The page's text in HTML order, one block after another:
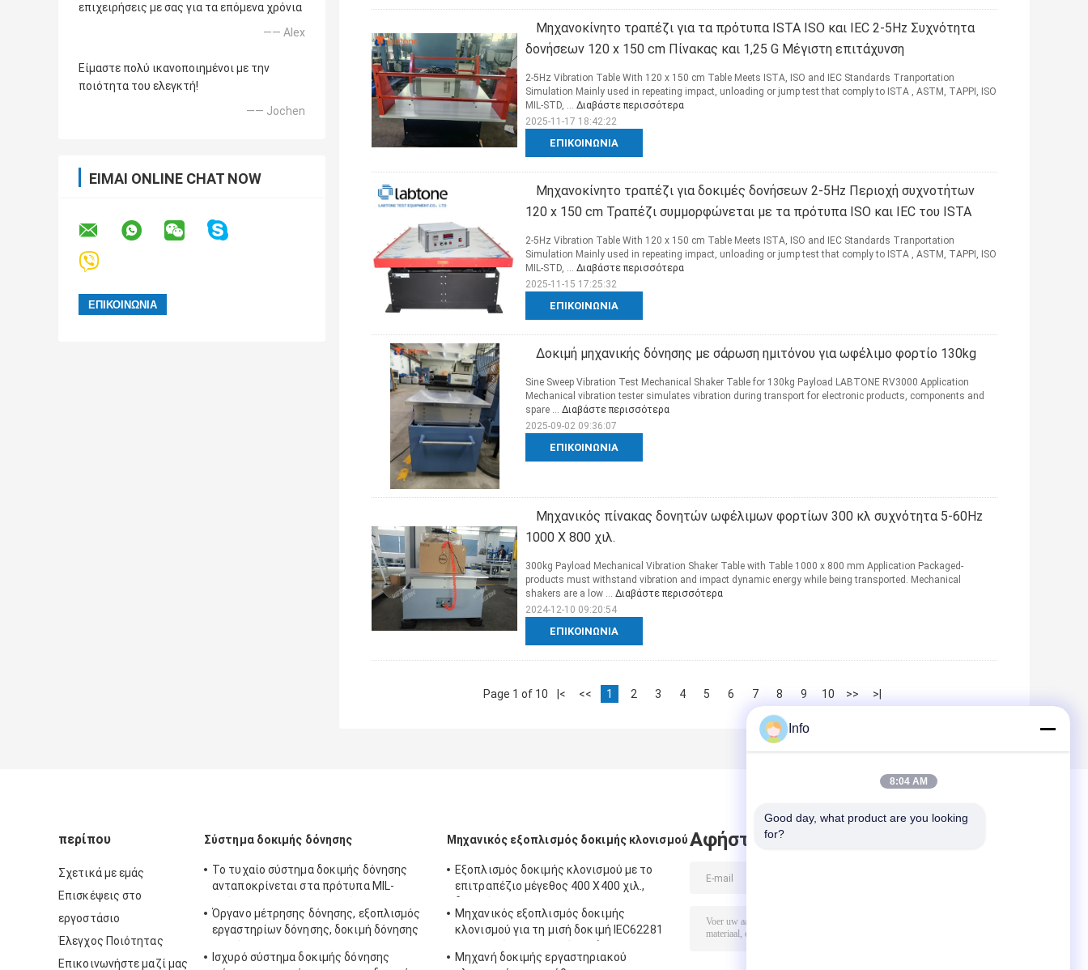
επιχειρήσεις με σας για τα επόμενα χρόνια
—— Alex
Είμαστε πολύ ικανοποιημένοι με την
ποιότητα του ελεγκτή!
—— Jochen
ΕΊΜΑΙ ONLINE CHAT NOW
Μηχανοκίνητο τραπέζι για τα πρότυπα ISTA ISO και IEC 2-5Hz Συχνότητα
δονήσεων 120 x 150 cm Πίνακας και 1,25 G Μέγιστη επιτάχυνση
ΕΠΙΚΟΙΝΩΝΊΑ
2-5Hz Vibration Table With 120 x 150 cm Table Meets ISTA, ISO and IEC Standards Tranportation
Simulation Mainly used in repeating impact, unloading or jump test that comply to ISTA , ASTM, TAPPI, ISO
MIL-STD, ... Διαβάστε περισσότερα
2025-11-17 18:42:22
Μηχανοκίνητο τραπέζι για δοκιμές δονήσεων 2-5Hz Περιοχή συχνοτήτων
120 x 150 cm Τραπέζι συμμορφώνεται με τα πρότυπα ISO και IEC του ISTA
ΕΠΙΚΟΙΝΩΝΊΑ
2-5Hz Vibration Table With 120 x 150 cm Table Meets ISTA, ISO and IEC Standards Tranportation
Simulation Mainly used in repeating impact, unloading or jump test that comply to ISTA , ASTM, TAPPI, ISO
MIL-STD, ... Διαβάστε περισσότερα
2025-11-15 17:25:32
Δοκιμή μηχανικής δόνησης με σάρωση ημιτόνου για ωφέλιμο φορτίο 130kg
ΕΠΙΚΟΙΝΩΝΊΑ
Sine Sweep Vibration Test Mechanical Shaker Table for 130kg Payload LABTONE RV3000 Application
Mechanical vibration tester simulates vibration during transport for electronic products, components and
spare ... Διαβάστε περισσότερα
2025-09-02 09:36:07
Μηχανικός πίνακας δονητών ωφέλιμων φορτίων 300 κλ συχνότητα 5-60Hz
1000 X 800 χιλ.
ΕΠΙΚΟΙΝΩΝΊΑ
300kg Payload Mechanical Vibration Shaker Table with Table 1000 x 800 mm Application Packaged-
products must withstand vibration and impact dynamic energy while being transported. Mechanical
shakers are a low ... Διαβάστε περισσότερα
2024-12-10 09:20:54
Page 1 of 10 |< << 1 2 3 4 5 6 7 8 9 10 >> >|
περίπου
Σχετικά με εμάς
Επισκέψεις στο
εργοστάσιο
Έλεγχος Ποιότητας
Επικοινωνήστε μαζί μας
Σύστημα δοκιμής δόνησης
Το τυχαίο σύστημα δοκιμής δόνησης
ανταποκρίνεται στα πρότυπα MIL-
Όργανο μέτρησης δόνησης, εξοπλισμός
εργαστηρίων δόνησης, δοκιμή δόνησης
Ισχυρό σύστημα δοκιμής δόνησης
Μηχανικός εξοπλισμός δοκιμής κλονισμού
Εξοπλισμός δοκιμής κλονισμού με το
επιτραπέζιο μέγεθος 400 X400 χιλ.,
Μηχανικός εξοπλισμός δοκιμής
κλονισμού για τη μισή δοκιμή IEC62281
ημιτόνου
Μηχανή δοκιμής εργαστηριακού
Αφήστε μήνυμα
Info
8:04 AM
Good day, what product are you looking
for?